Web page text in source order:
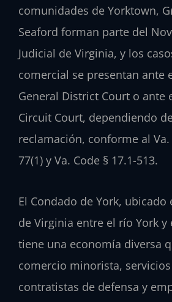
comunidades de Yorktown,
Seaford forman parte del
Judicial de Virginia, y los
comercial se presentan ante
General District Court o ante
Circuit Court, dependiendo
reclamación, conforme al Va.
77(1) y Va. Code § 17.1-513.
El Condado de York,
de Virginia entre el río York y
tiene una economía diversa
comercio minorista,
contratistas de defensa y